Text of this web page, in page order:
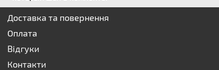
Доставка та повернення
Оплата
Відгуки
Контакти